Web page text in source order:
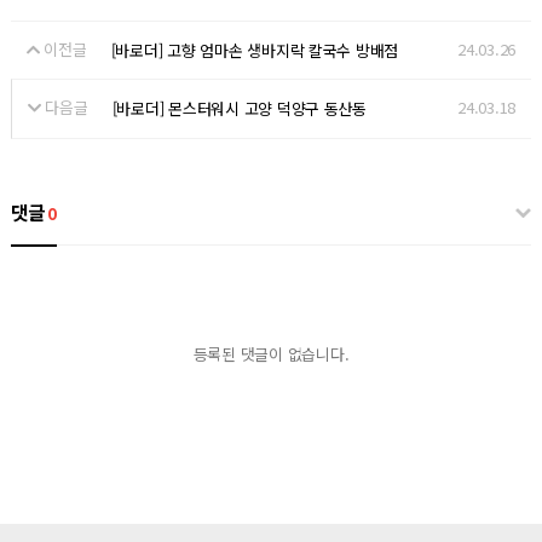
이전글 [바로더] 고향 엄마손 생바지락 칼국수 방배점 24.03.26
다음글 [바로더] 몬스터워시 고양 덕양구 동산동 24.03.18
댓글0
등록된 댓글이 없습니다.